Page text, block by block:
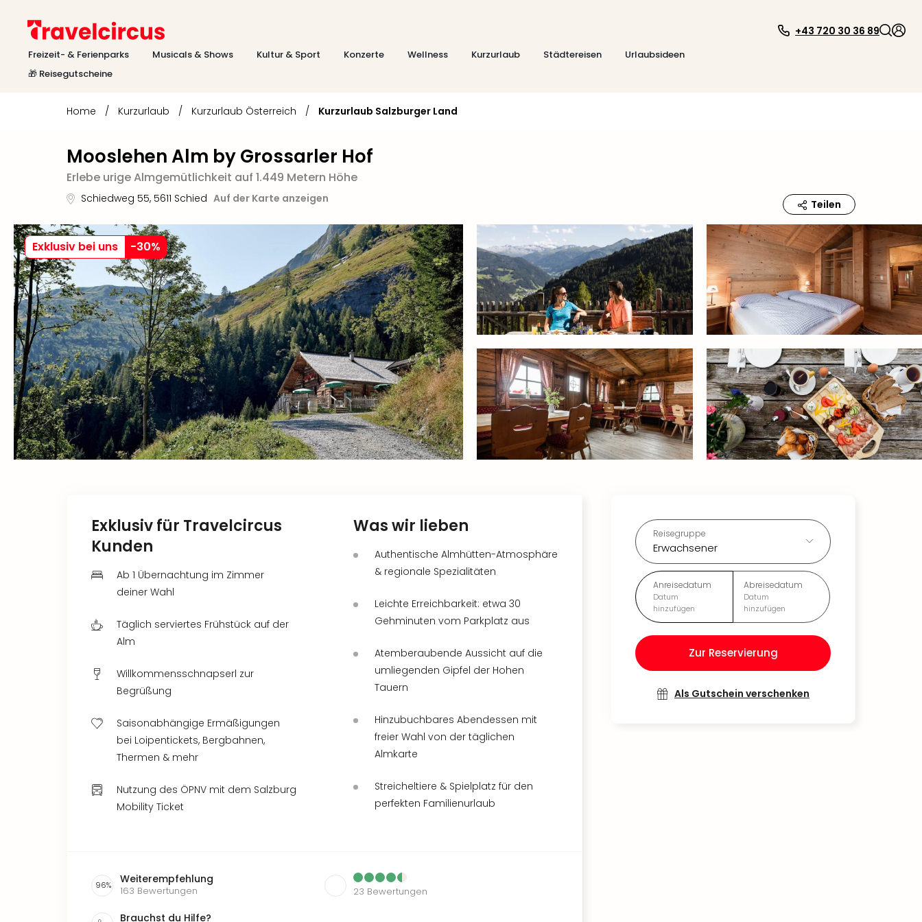
Freizeit- & Ferienparks Musicals & Shows Kultur & Sport Konzerte Wellness Kurzurlaub Städtereisen
Urlaubsideen
🎁 Reisegutscheine
+43 720 30 36 89
Home / Kurzurlaub / Kurzurlaub Österreich / Kurzurlaub Salzburger Land
Mooslehen Alm by Grossarler Hof
Erlebe urige Almgemütlichkeit auf 1.449 Metern Höhe
Schiedweg 55, 5611 Schied Auf der Karte anzeigen Teilen
Exklusiv bei uns -30%
Reisegruppe
Erwachsener
Anreisedatum
Datum
hinzufügen
Abreisedatum
Datum
hinzufügen
Zur Reservierung
Als Gutschein verschenken
Exklusiv für Travelcircus
Kunden
Ab 1 Übernachtung im Zimmer
deiner Wahl
Täglich serviertes Frühstück auf der
Alm
Willkommensschnapserl zur
Begrüßung
Saisonabhängige Ermäßigungen
bei Loipentickets, Bergbahnen,
Thermen & mehr
Nutzung des ÖPNV mit dem Salzburg
Mobility Ticket
Was wir lieben
Authentische Almhütten-Atmosphäre
& regionale Spezialitäten
Leichte Erreichbarkeit: etwa 30
Gehminuten vom Parkplatz aus
Atemberaubende Aussicht auf die
umliegenden Gipfel der Hohen
Tauern
Hinzubuchbares Abendessen mit
freier Wahl von der täglichen
Almkarte
Streicheltiere & Spielplatz für den
perfekten Familienurlaub
96% Weiterempfehlung
163 Bewertungen 23 Bewertungen
Brauchst du Hilfe?